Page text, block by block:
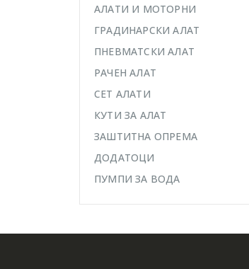
АЛАТИ И МОТОРНИ
ГРАДИНАРСКИ АЛАТ
ПНЕВМАТСКИ АЛАТ
РАЧЕН АЛАТ
СЕТ АЛАТИ
КУТИ ЗА АЛАТ
ЗАШТИТНА ОПРЕМА
ДОДАТОЦИ
ПУМПИ ЗА ВОДА